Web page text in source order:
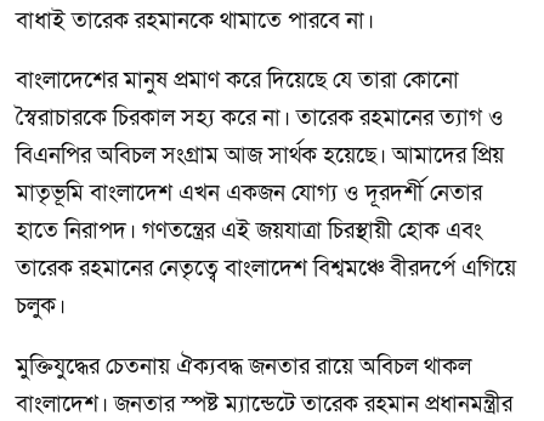
বাধাই তারেক রহমানকে থামাতে পারবে না।
বাংলাদেশের মানুষ প্রমাণ করে দিয়েছে যে তারা কোনো
স্বৈরাচারকে চিরকাল সহ্য করে না। তারেক রহমানের ত্যাগ ও
বিএনপির অবিচল সংগ্রাম আজ সার্থক হয়েছে। আমাদের প্রিয়
মাতৃভূমি বাংলাদেশ এখন একজন যোগ্য ও দূরদর্শী নেতার
হাতে নিরাপদ। গণতন্ত্রের এই জয়যাত্রা চিরস্থায়ী হোক এবং
তারেক রহমানের নেতৃত্বে বাংলাদেশ বিশ্বমঞ্চে বীরদর্পে এগিয়ে
চলুক।
মুক্তিযুদ্ধের চেতনায় ঐক্যবদ্ধ জনতার রায়ে অবিচল থাকল
বাংলাদেশ। জনতার স্পষ্ট ম্যান্ডেটে তারেক রহমান প্রধানমন্ত্রীর